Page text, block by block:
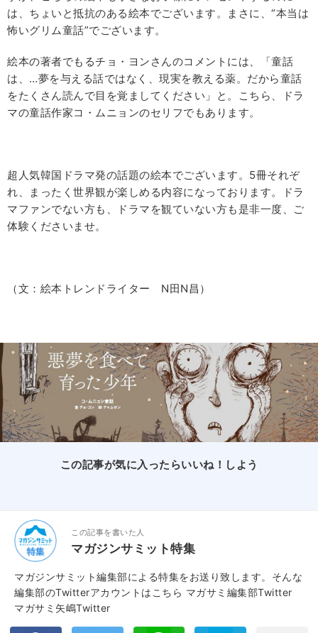
は、ちょいと抵抗のある絵本でございます。まさに、“本当は
怖いグリム童話”でございます。
絵本の著者でもるチョ・ヨンさんのコメントには、「童話
は、…夢を与える話ではなく、現実を教える薬。だから童話
をたくさん読んで目を覚ましてください」と。こちら、ドラ
マの童話作家コ・ムニョンのセリフでもあります。
超人気韓国ドラマ発の話題の絵本でございます。5冊それぞ
れ、まったく世界観が楽しめる内容になっております。ドラ
マファンでない方も、ドラマを観ていない方も是非一度、ご
体験くださいませ。
（文：絵本トレンドライター N田N昌）
この記事が気に入ったらいいね！しよう
この記事を書いた人
マガジンサミット特集
マガジンサミット編集部による特集をお送り致します。そんな
編集部のTwitterアカウントはこちら マガサミ編集部Twitter
マガサミ矢嶋Twitter